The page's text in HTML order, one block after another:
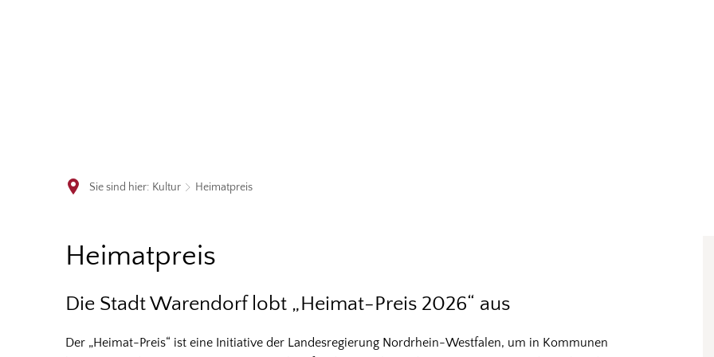
Sie sind hier: Kultur Heimatpreis
Heimatpreis
Heimatpreis
Die Stadt Warendorf lobt „Heimat-Preis 2026“ aus
Der „Heimat-Preis“ ist eine Initiative der Landesregierung Nordrhein-Westfalen, um in Kommunen